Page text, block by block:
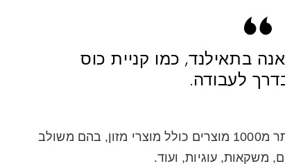
בתאילנד, כמו קניית כוס
לעבודה.
משרד הבריאות התאילנדי אישר כבר יותר מ1000 מוצרים כולל מוצרי מזון, בהם משולב
משקאות, עוגיות, ועוד.